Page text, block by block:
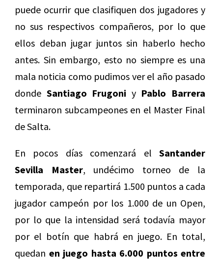
puede ocurrir que clasifiquen dos jugadores y
no sus respectivos compañeros, por lo que
ellos deban jugar juntos sin haberlo hecho
antes. Sin embargo, esto no siempre es una
mala noticia como pudimos ver el año pasado
donde Santiago Frugoni y Pablo Barrera
terminaron subcampeones en el Master Final
de Salta.
En pocos días comenzará el Santander
Sevilla Master, undécimo torneo de la
temporada, que repartirá 1.500 puntos a cada
jugador campeón por los 1.000 de un Open,
por lo que la intensidad será todavía mayor
por el botín que habrá en juego. En total,
quedan en juego hasta 6.000 puntos entre